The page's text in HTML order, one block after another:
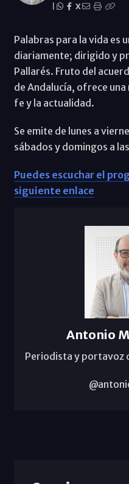
X
Palabras para la vida es
diariamente; dirigido y
Pallarés. Fruto del
de Andalucía, ofrece
fe y la actualidad.
Se emite de lunes a
sábados y domingos a
Puedes escuchar el
siguiente enlace
Antonio
Periodista y portavoz